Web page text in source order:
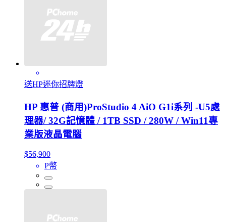
送HP迷你招牌燈
HP 惠普 (商用)ProStudio 4 AiO G1i系列 -U5處
理器/ 32G記憶體 / 1TB SSD / 280W / Win11專
業版液晶電腦
$56,900
P幣